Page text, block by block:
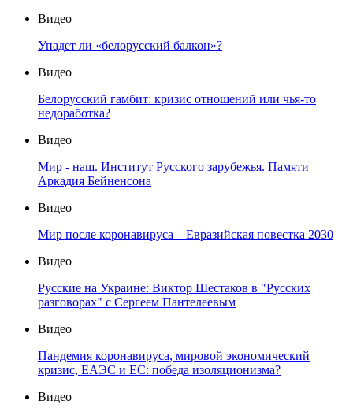
Видео
Упадет ли «белорусский балкон»?
Видео
Белорусский гамбит: кризис отношений или чья-то
недоработка?
Видео
Мир - наш. Институт Русского зарубежья. Памяти
Аркадия Бейненсона
Видео
Мир после коронавируса – Евразийская повестка 2030
Видео
Русские на Украине: Виктор Шестаков в "Русских
разговорах" с Сергеем Пантелеевым
Видео
Пандемия коронавируса, мировой экономический
кризис, ЕАЭС и ЕС: победа изоляционизма?
Видео